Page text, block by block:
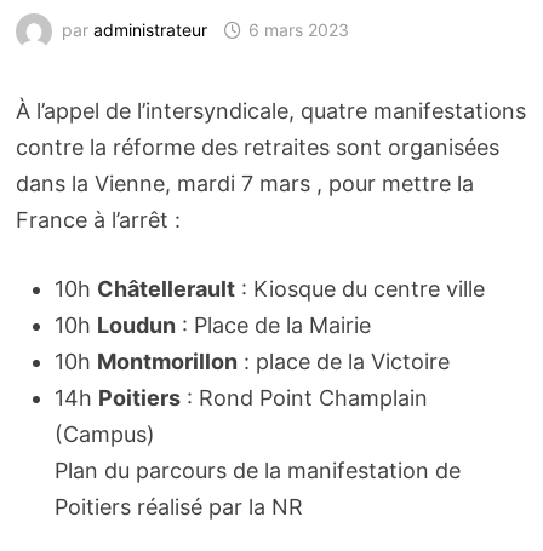
par administrateur 6 mars 2023
À l’appel de l’intersyndicale, quatre manifestations
contre la réforme des retraites sont organisées
dans la Vienne, mardi 7 mars , pour mettre la
France à l’arrêt :
10h Châtellerault: Kiosque du centre ville
10h Loudun : Place de la Mairie
10h Montmorillon : place de la Victoire
14h Poitiers: Rond Point Champlain
(Campus)
Plan du parcours de la manifestation de
Poitiers réalisé par la NR